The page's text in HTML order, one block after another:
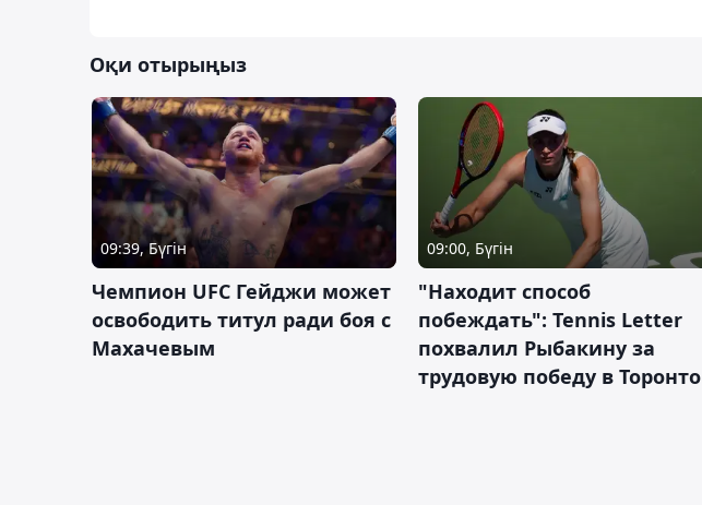
Оқи отырыңыз
09:39, Бүгін
Чемпион UFC Гейджи может
освободить титул ради боя с
Махачевым
09:00, Бүгін
"Находит способ
побеждать": Tennis Letter
похвалил Рыбакину за
трудовую победу в Торонто